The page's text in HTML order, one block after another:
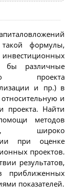
формулы,
бы различные
проекта
и пр.) в
и
проекта. Найти
методов
широко
при оценке
проектов.
результатов,
приближенных
показателей.